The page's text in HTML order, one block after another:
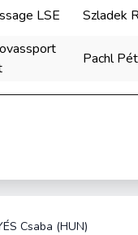
LSE Szladek
Pachl
Csaba (HUN)